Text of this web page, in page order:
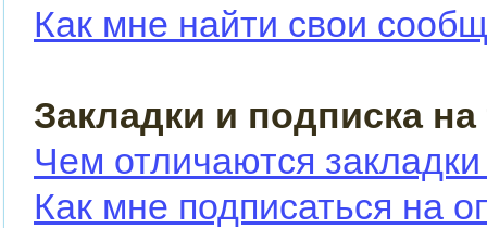
Как мне найти свои
Закладки и подписка
Чем отличаются
Как мне подписаться на